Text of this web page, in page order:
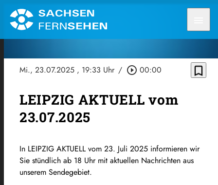
Mi., 23.07.2025 , 19:33 Uhr / play_circle_outline 00:00 bookmark_border
LEIPZIG AKTUELL vom
23.07.2025
In LEIPZIG AKTUELL vom 23. Juli 2025 informieren wir
Sie stündlich ab 18 Uhr mit aktuellen Nachrichten aus
unserem Sendegebiet.